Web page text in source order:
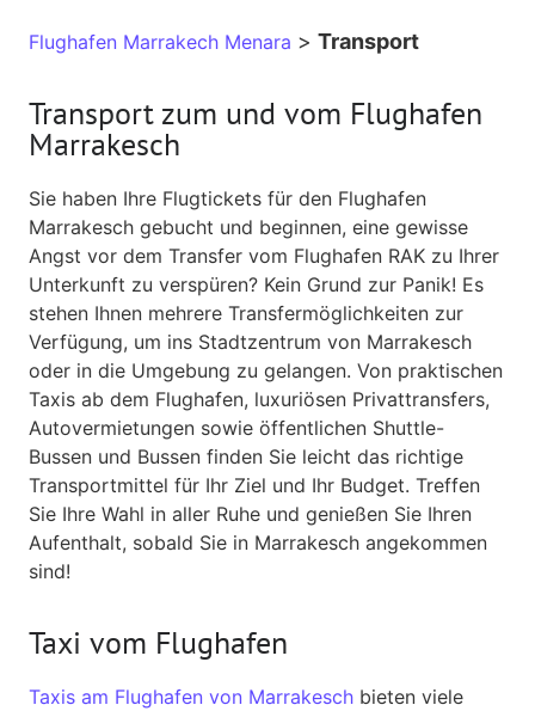
Flughafen Marrakech Menara > Transport
Transport zum und vom Flughafen
Marrakesch
Sie haben Ihre Flugtickets für den Flughafen
Marrakesch gebucht und beginnen, eine gewisse
Angst vor dem Transfer vom Flughafen RAK zu Ihrer
Unterkunft zu verspüren? Kein Grund zur Panik! Es
stehen Ihnen mehrere Transfermöglichkeiten zur
Verfügung, um ins Stadtzentrum von Marrakesch
oder in die Umgebung zu gelangen. Von praktischen
Taxis ab dem Flughafen, luxuriösen Privattransfers,
Autovermietungen sowie öffentlichen Shuttle-
Bussen und Bussen finden Sie leicht das richtige
Transportmittel für Ihr Ziel und Ihr Budget. Treffen
Sie Ihre Wahl in aller Ruhe und genießen Sie Ihren
Aufenthalt, sobald Sie in Marrakesch angekommen
sind!
Taxi vom Flughafen
Taxis am Flughafen von Marrakesch bieten viele